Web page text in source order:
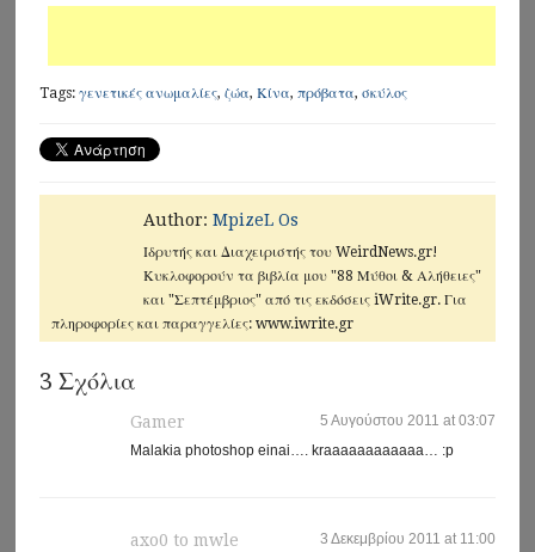
Tags:γενετικές ανωμαλίες,ζώα,Κίνα,πρόβατα,σκύλος
Author:MpizeL Os
Ιδρυτής και Διαχειριστής του WeirdNews.gr!
Κυκλοφορούν τα βιβλία μου "88 Μύθοι & Αλήθειες"
και "Σεπτέμβριος" από τις εκδόσεις iWrite.gr. Για
πληροφορίες και παραγγελίες: www.iwrite.gr
3 Σχόλια
Gamer
5 Αυγούστου 2011 at 03:07
Malakia photoshop einai…. kraaaaaaaaaaaa… :p
axo0 to mwle
3 Δεκεμβρίου 2011 at 11:00